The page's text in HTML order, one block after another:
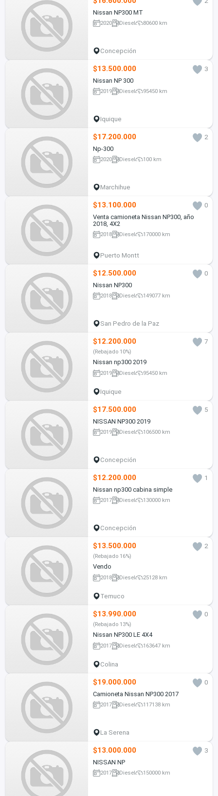
Nissan NP300 MT
2020 Diesel 80600 km
Concepción
$13.500.000
3
Nissan NP 300
2019 Diesel 95450 km
Iquique
$17.200.000
2
Np-300
2020 Diesel 100 km
Marchihue
$13.100.000
0
Venta camioneta Nissan NP300, año
2018, 4X2
2018 Diesel 170000 km
Puerto Montt
$12.500.000
0
Nissan NP300
2018 Diesel 149077 km
San Pedro de la Paz
$12.200.000 7
(Rebajado 10%)
Nissan np300 2019
2019 Diesel 95450 km
Iquique
$17.500.000
5
NISSAN NP300 2019
2019 Diesel 106500 km
Concepción
$12.200.000
1
Nissan np300 cabina simple
2017 Diesel 130000 km
Concepción
$13.500.000 2
(Rebajado 16%)
Vendo
2018 Diesel 25128 km
Temuco
$13.990.000 0
(Rebajado 13%)
Nissan NP300 LE 4X4
2017 Diesel 163647 km
Colina
$19.000.000
0
Camioneta Nissan NP300 2017
2017 Diesel 117138 km
La Serena
$13.000.000
3
NISSAN NP
2017 Diesel 150000 km